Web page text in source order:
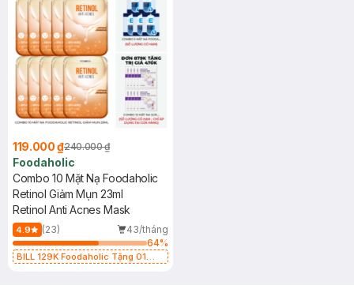
119.000 ₫240.000 ₫
Foodaholic
Combo 10 Mặt Nạ Foodaholic
Retinol Giảm Mụn 23ml
Retinol Anti Acnes Mask
4.9 (23)
43/tháng
64%
BILL 129K Foodaholic Tặng 01